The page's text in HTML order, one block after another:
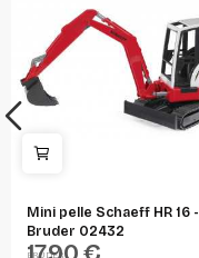
Mini pelle Schaeff HR 16 -
Bruder 02432
BRUDER